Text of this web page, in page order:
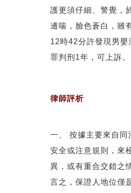
護更須仔細、警覺，
邊喘，臉色蒼白，雖
12時42分許發現男
罪判刑1年，可上訴
律師評析
一、 按據主要來自
安全或注意規則，來
異，或有重合交錯之
言之，保證人地位僅